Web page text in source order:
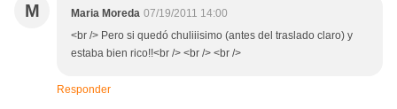
M Maria Moreda 07/19/2011 14:00
<br /> Pero si quedó chuliiisimo (antes del traslado claro) y
estaba bien rico!!<br /> <br /> <br />
Responder